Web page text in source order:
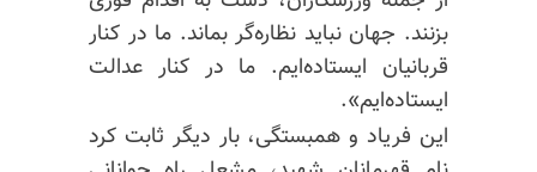
بزنند. جهان نباید نظاره‌گر بماند. ما در کنار
قربانیان ایستاده‌ایم. ما در کنار عدالت
ایستاده‌ایم».
این فریاد و همبستگی، بار دیگر ثابت کرد